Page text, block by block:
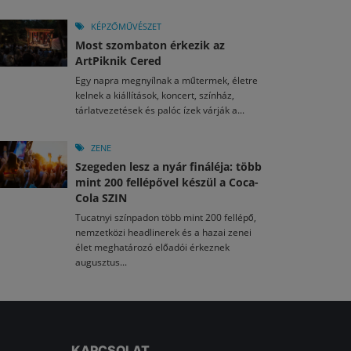
KÉPZŐMŰVÉSZET
Most szombaton érkezik az
ArtPiknik Cered
Egy napra megnyílnak a műtermek, életre
kelnek a kiállítások, koncert, színház,
tárlatvezetések és palóc ízek várják a...
ZENE
Szegeden lesz a nyár fináléja: több
mint 200 fellépővel készül a Coca-
Cola SZIN
Tucatnyi színpadon több mint 200 fellépő,
nemzetközi headlinerek és a hazai zenei
élet meghatározó előadói érkeznek
augusztus...